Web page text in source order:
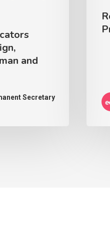
and
Secretary